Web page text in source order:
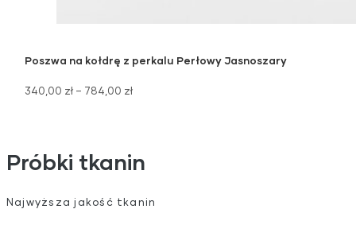
Poszwa na kołdrę z perkalu Perłowy Jasnoszary
340,00 zł – 784,00 zł
Próbki tkanin
Najwyższa jakość tkanin